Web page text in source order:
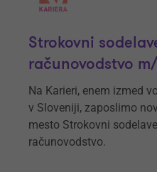
Strokovni
računovodstvo
Na Karieri, enem izmed
v Sloveniji, zaposlimo
mesto Strokovni
računovodstvo.